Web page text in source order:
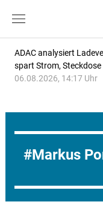
ADAC analysiert
spart Strom, Steckdose
06.08.2026, 14:17 Uhr
Markus